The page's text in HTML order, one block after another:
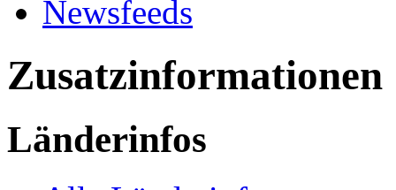
Newsfeeds
Zusatzinformationen
Länderinfos